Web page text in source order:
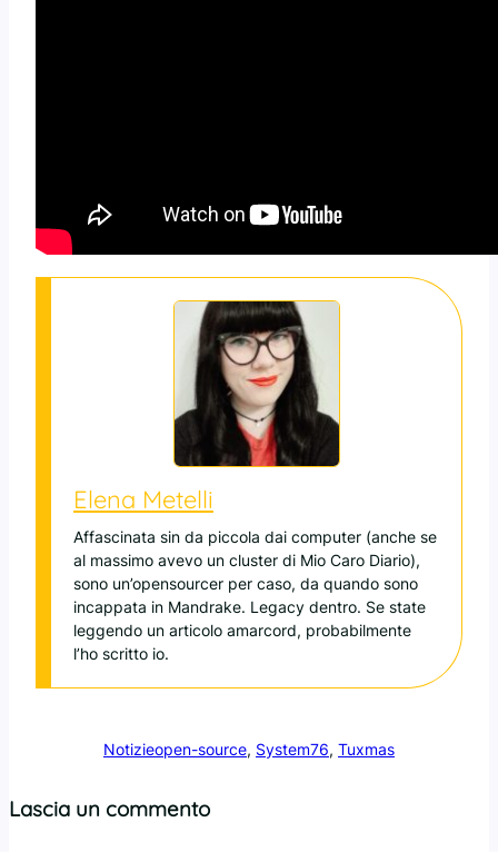
Elena Metelli
Affascinata sin da piccola dai computer (anche se
al massimo avevo un cluster di Mio Caro Diario),
sono un’opensourcer per caso, da quando sono
incappata in Mandrake. Legacy dentro. Se state
leggendo un articolo amarcord, probabilmente
l’ho scritto io.
Notizieopen-source, System76, Tuxmas
Lascia un commento